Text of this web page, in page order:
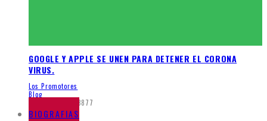
GOOGLE Y APPLE SE UNEN PARA DETENER EL CORONA
VIRUS.
Los Promotores
Blog
3877
BIOGRAFIAS